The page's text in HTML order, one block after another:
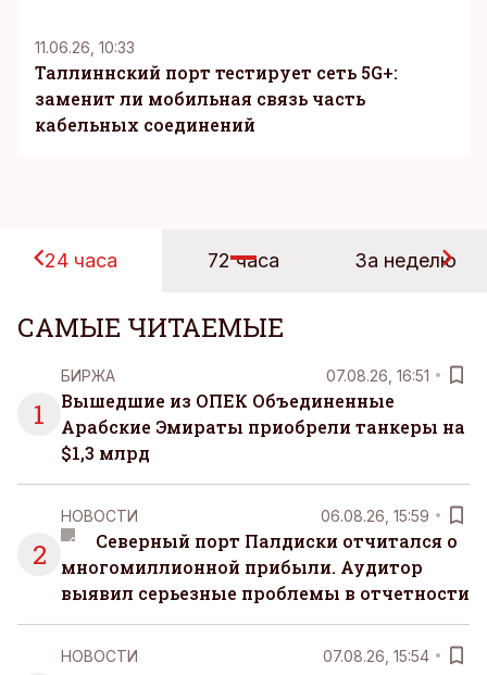
11.06.26, 10:33
Таллиннский порт тестирует сеть 5G+:
заменит ли мобильная связь часть
кабельных соединений
24 часа 72 часа За неделю
САМЫЕ ЧИТАЕМЫЕ
1
БИРЖА 07.08.26, 16:51
Вышедшие из ОПЕК Объединенные
Арабские Эмираты приобрели танкеры на
$1,3 млрд
2
НОВОСТИ 06.08.26, 15:59
Северный порт Палдиски отчитался о
многомиллионной прибыли. Аудитор
выявил серьезные проблемы в отчетности
НОВОСТИ 07.08.26, 15:54